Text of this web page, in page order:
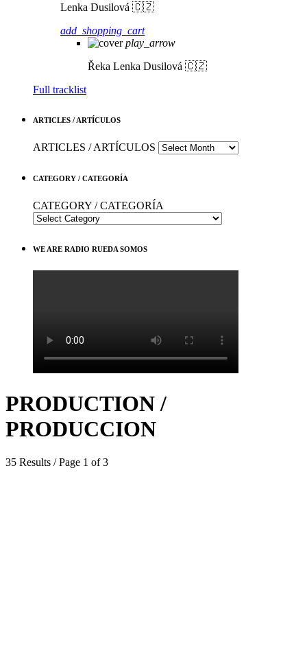
Lenka Dusilová 🇨🇿
add_shopping_cart
play_arrow
Řeka Lenka Dusilová 🇨🇿
Full tracklist
ARTICLES / ARTÍCULOS
ARTICLES / ARTÍCULOS
CATEGORY / CATEGORÍA
CATEGORY / CATEGORÍA
WE ARE RADIO RUEDA SOMOS
PRODUCTION /
PRODUCCION
35 Results / Page 1 of 3